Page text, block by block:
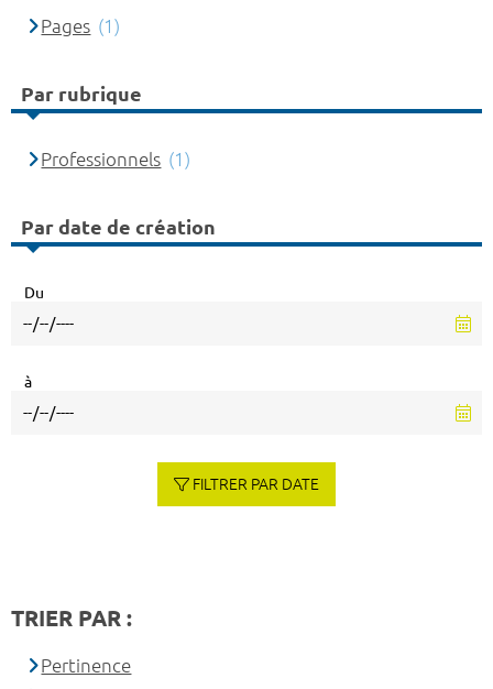
Pages (1)
Par rubrique
Professionnels (1)
Par date de création
Du
à
FILTRER PAR DATE
TRIER PAR :
Pertinence